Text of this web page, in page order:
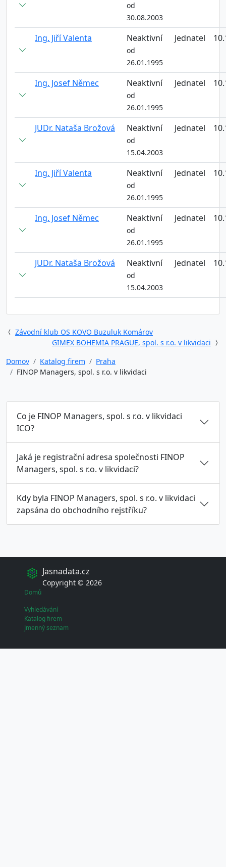
od
30.08.2003
Ing. Jiří Valenta Neaktivní
od
26.01.1995
Jednatel
Ing. Josef Němec Neaktivní
od
26.01.1995
Jednatel
JUDr. Nataša Brožová Neaktivní
od
15.04.2003
Jednatel
Ing. Jiří Valenta Neaktivní
od
26.01.1995
Jednatel
Ing. Josef Němec Neaktivní
od
26.01.1995
Jednatel
JUDr. Nataša Brožová Neaktivní
od
15.04.2003
Jednatel
Závodní klub OS KOVO Buzuluk Komárov
GIMEX BOHEMIA PRAGUE, spol. s r.o. v likvidaci
Domov
Katalog firem
Praha
FINOP Managers, spol. s r.o. v likvidaci
Co je FINOP Managers, spol. s r.o. v likvidaci
ICO?
Jaká je registrační adresa společnosti FINOP
Managers, spol. s r.o. v likvidaci?
Kdy byla FINOP Managers, spol. s r.o. v likvidaci
zapsána do obchodního rejstříku?
Jasnadata.cz
Copyright © 2026
Domů
Vyhledávání
Katalog firem
Jmenný seznam